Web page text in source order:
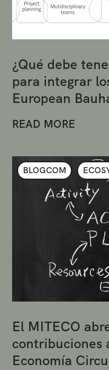
¿Qué debe
para integrar
European
READ MORE
BLOGCOM
El MITECO
contribuciones
Economía